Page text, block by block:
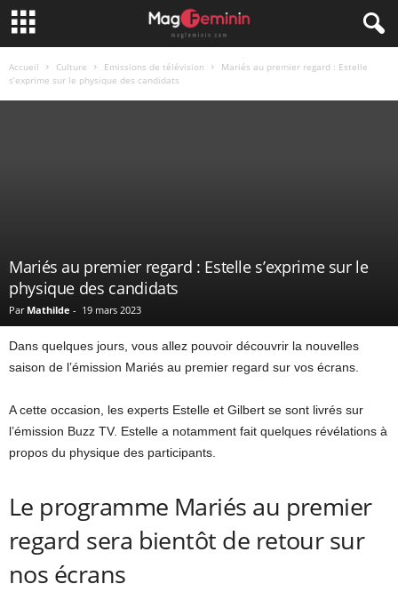
Accueil Culture Emissions de télévision
Mariés au premier regard : Estelle
s’exprime sur le physique des candidats
Mariés au premier regard : Estelle s’exprime sur le
physique des candidats
Par Mathilde - 19 mars 2023
Dans quelques jours, vous allez pouvoir découvrir la nouvelles
saison de l’émission Mariés au premier regard sur vos écrans.
A cette occasion, les experts Estelle et Gilbert se sont livrés sur
l’émission Buzz TV. Estelle a notamment fait quelques révélations à
propos du physique des participants.
Le programme Mariés au premier
regard sera bientôt de retour sur
nos écrans